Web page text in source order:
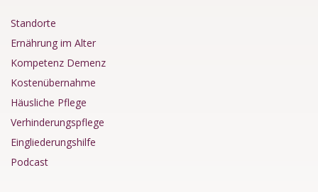
Standorte
Ernährung im Alter
Kompetenz Demenz
Kostenübernahme
Häusliche Pflege
Verhinderungspflege
Eingliederungshilfe
Podcast